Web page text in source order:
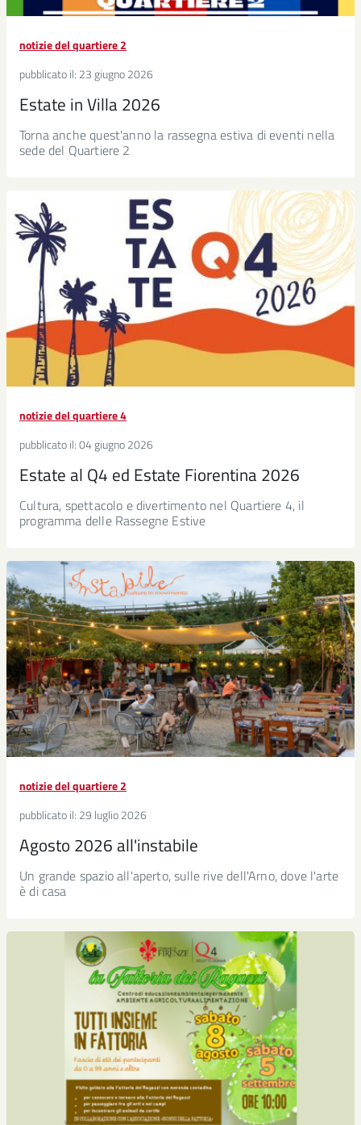
notizie del quartiere 2
pubblicato il: 23 giugno 2026
Estate in Villa 2026
Torna anche quest'anno la rassegna estiva di eventi nella
sede del Quartiere 2
notizie del quartiere 4
pubblicato il:04 giugno 2026
Estate al Q4 ed Estate Fiorentina 2026
Cultura, spettacolo e divertimento nel Quartiere 4, il
programma delle Rassegne Estive
notizie del quartiere 2
pubblicato il: 29 luglio 2026
Agosto 2026 all'instabile
Un grande spazio all'aperto, sulle rive dell'Arno, dove l'arte
è di casa